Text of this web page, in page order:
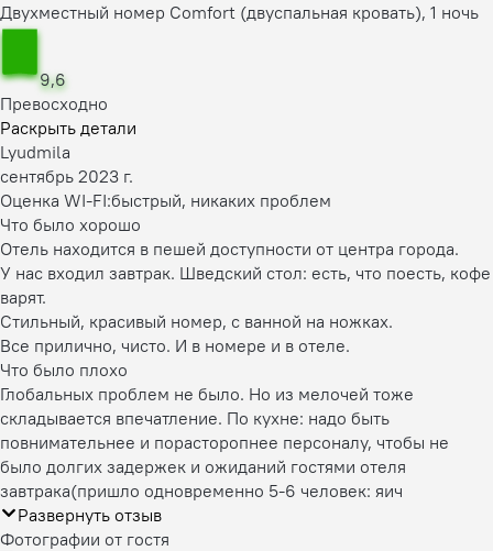
Двухместный номер Comfort (двуспальная кровать), 1 ночь
9,6
Превосходно
Раскрыть детали
Lyudmila
сентябрь 2023 г.
Оценка WI-FI:быстрый, никаких проблем
Что было хорошо
Отель находится в пешей доступности от центра города.
У нас входил завтрак. Шведский стол: есть, что поесть, кофе
варят.
Стильный, красивый номер, с ванной на ножках.
Все прилично, чисто. И в номере и в отеле.
Что было плохо
Глобальных проблем не было. Но из мелочей тоже
складывается впечатление. По кухне: надо быть
повнимательнее и порасторопнее персоналу, чтобы не
было долгих задержек и ожиданий гостями отеля
завтрака(пришло одновременно 5-6 человек: яич
Развернуть отзыв
Фотографии от гостя